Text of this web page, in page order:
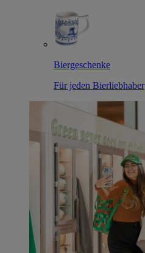
Biergeschenke
Für jeden Bierliebhaber